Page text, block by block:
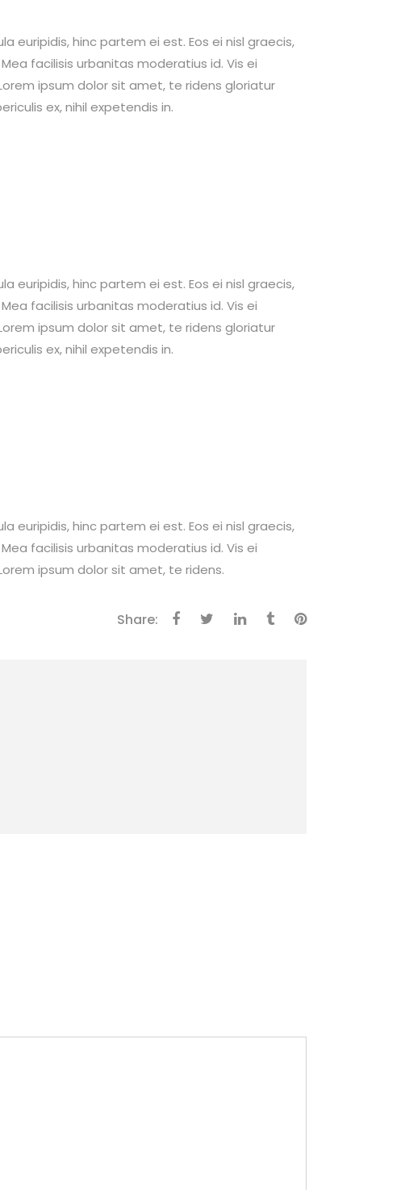
euripidis, hinc partem ei est. Eos ei nisl graecis,
facilisis urbanitas moderatius id. Vis ei
ipsum dolor sit amet, te ridens gloriatur
ex, nihil expetendis in.
euripidis, hinc partem ei est. Eos ei nisl graecis,
facilisis urbanitas moderatius id. Vis ei
ipsum dolor sit amet, te ridens gloriatur
ex, nihil expetendis in.
euripidis, hinc partem ei est. Eos ei nisl graecis,
facilisis urbanitas moderatius id. Vis ei
ipsum dolor sit amet, te ridens.
Share: